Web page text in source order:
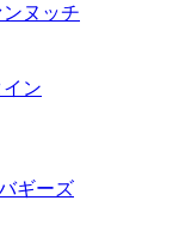
ンヌッチ
ン
ギーズ